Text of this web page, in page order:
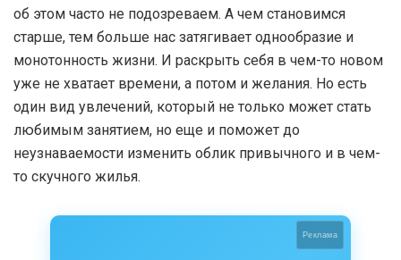
об этом часто не подозреваем. А чем становимся
старше, тем больше нас затягивает однообразие и
монотонность жизни. И раскрыть себя в чем-то новом
уже не хватает времени, а потом и желания. Но есть
один вид увлечений, который не только может стать
любимым занятием, но еще и поможет до
неузнаваемости изменить облик привычного и в чем-
то скучного жилья.
Реклама